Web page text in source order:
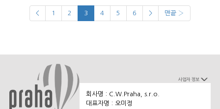
< 1 2 3 4 5 6 > 맨끝 ›
사업자 정보
회사명 : C.W.Praha, s.r.o.
대표자명 : 오미정